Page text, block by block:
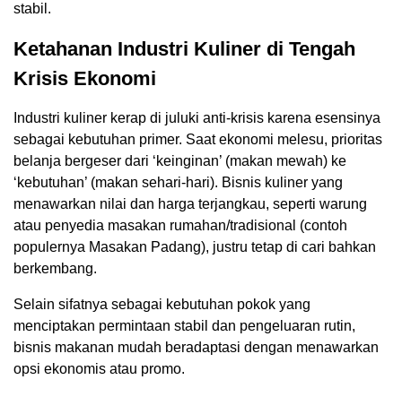
stabil.
Ketahanan Industri Kuliner di Tengah
Krisis Ekonomi
Industri kuliner kerap di juluki anti-krisis karena esensinya
sebagai kebutuhan primer. Saat ekonomi melesu, prioritas
belanja bergeser dari ‘keinginan’ (makan mewah) ke
‘kebutuhan’ (makan sehari-hari). Bisnis kuliner yang
menawarkan nilai dan harga terjangkau, seperti warung
atau penyedia masakan rumahan/tradisional (contoh
populernya Masakan Padang), justru tetap di cari bahkan
berkembang.
Selain sifatnya sebagai kebutuhan pokok yang
menciptakan permintaan stabil dan pengeluaran rutin,
bisnis makanan mudah beradaptasi dengan menawarkan
opsi ekonomis atau promo.